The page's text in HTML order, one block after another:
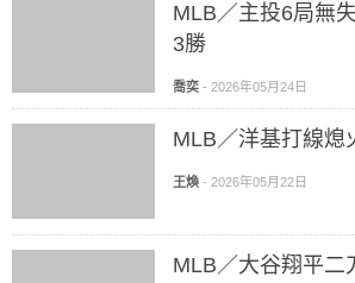
MLB／主投6局無
3勝
喬奕 - 2026年05月24日
MLB／洋基打線熄
王煥 - 2026年05月22日
MLB／大谷翔平二